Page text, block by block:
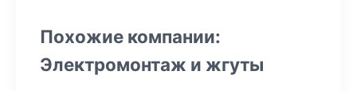
Похожие компании:
Электромонтаж и жгуты